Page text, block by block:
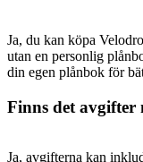
Ja, du kan köpa
utan en personlig
din egen plånbok för
Finns det avgifter
Ja, avgifterna kan